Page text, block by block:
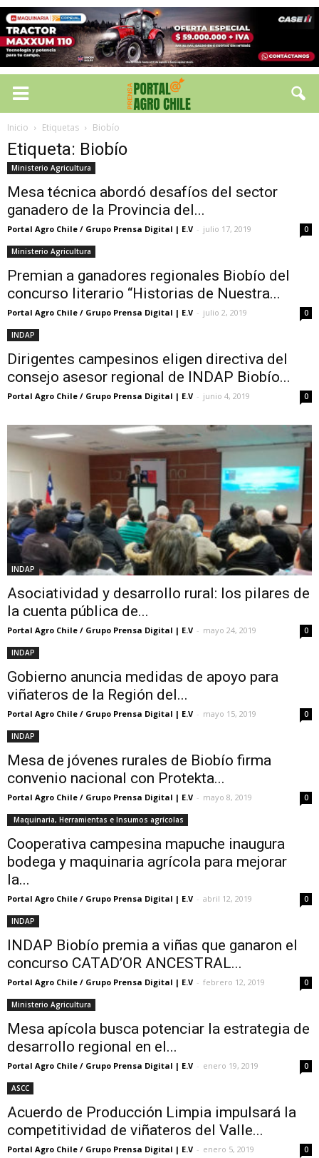
Inicio Etiquetas Biobío
Etiqueta: Biobío
Ministerio Agricultura
Mesa técnica abordó desafíos del sector
ganadero de la Provincia del...
Portal Agro Chile / Grupo Prensa Digital | E.V - julio 17, 2019 0
Ministerio Agricultura
Premian a ganadores regionales Biobío del
concurso literario “Historias de Nuestra...
Portal Agro Chile / Grupo Prensa Digital | E.V - julio 2, 2019 0
INDAP
Dirigentes campesinos eligen directiva del
consejo asesor regional de INDAP Biobío...
Portal Agro Chile / Grupo Prensa Digital | E.V - junio 4, 2019 0
INDAP
Asociatividad y desarrollo rural: los pilares de
la cuenta pública de...
Portal Agro Chile / Grupo Prensa Digital | E.V - mayo 24, 2019 0
INDAP
Gobierno anuncia medidas de apoyo para
viñateros de la Región del...
Portal Agro Chile / Grupo Prensa Digital | E.V - mayo 15, 2019 0
INDAP
Mesa de jóvenes rurales de Biobío firma
convenio nacional con Protekta...
Portal Agro Chile / Grupo Prensa Digital | E.V - mayo 8, 2019 0
Maquinaria, Herramientas e Insumos agrícolas
Cooperativa campesina mapuche inaugura
bodega y maquinaria agrícola para mejorar
la...
Portal Agro Chile / Grupo Prensa Digital | E.V - abril 12, 2019 0
INDAP
INDAP Biobío premia a viñas que ganaron el
concurso CATAD’OR ANCESTRAL...
Portal Agro Chile / Grupo Prensa Digital | E.V - febrero 12, 2019 0
Ministerio Agricultura
Mesa apícola busca potenciar la estrategia de
desarrollo regional en el...
Portal Agro Chile / Grupo Prensa Digital | E.V - enero 19, 2019 0
ASCC
Acuerdo de Producción Limpia impulsará la
competitividad de viñateros del Valle...
Portal Agro Chile / Grupo Prensa Digital | E.V - enero 5, 2019 0